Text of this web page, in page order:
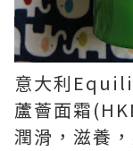
意大利
蘆薈面霜
潤滑，滋養